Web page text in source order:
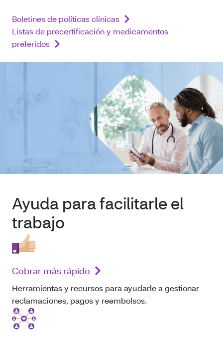
Boletines de políticas clínicas
Listas de precertificación y medicamentos
preferidos
Ayuda para facilitarle el
trabajo
Cobrar más rápido
Herramientas y recursos para ayudarle a gestionar
reclamaciones, pagos y reembolsos.